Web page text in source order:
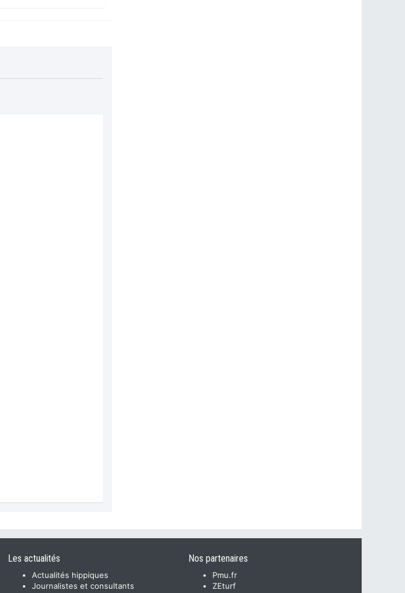
Les actualités
Actualités hippiques
Journalistes et consultants
Nos partenaires
Pmu.fr
ZEturf